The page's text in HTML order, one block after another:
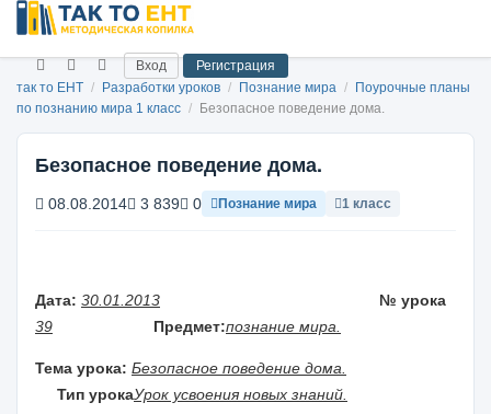
Вход
Регистрация
так то ЕНТ / Разработки уроков / Познание мира /
Поурочные планы
по познанию мира 1 класс / Безопасное поведение дома.
Безопасное поведение дома.
08.08.2014 3 839 0 Познание мира 1 класс
Дата: 30.01.2013
№ урока
39
Предмет:познание мира.
Тема урока: Безопасное поведение дома.
Тип урокаУрок усвоения новых знаний.